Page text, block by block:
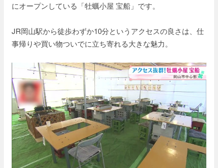
にオープンしている「牡蠣小屋 宝船」です。
JR岡山駅から徒歩わずか10分というアクセスの良さは、仕
事帰りや買い物ついでに立ち寄れる大きな魅力。